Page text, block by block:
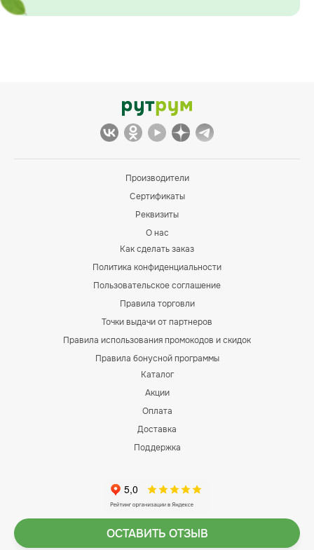
Производители
Сертификаты
Реквизиты
О нас
Как сделать заказ
Политика конфиденциальности
Пользовательское соглашение
Правила торговли
Точки выдачи от партнеров
Правила использования промокодов и скидок
Правила бонусной программы
Каталог
Акции
Оплата
Доставка
Поддержка
ОСТАВИТЬ ОТЗЫВ